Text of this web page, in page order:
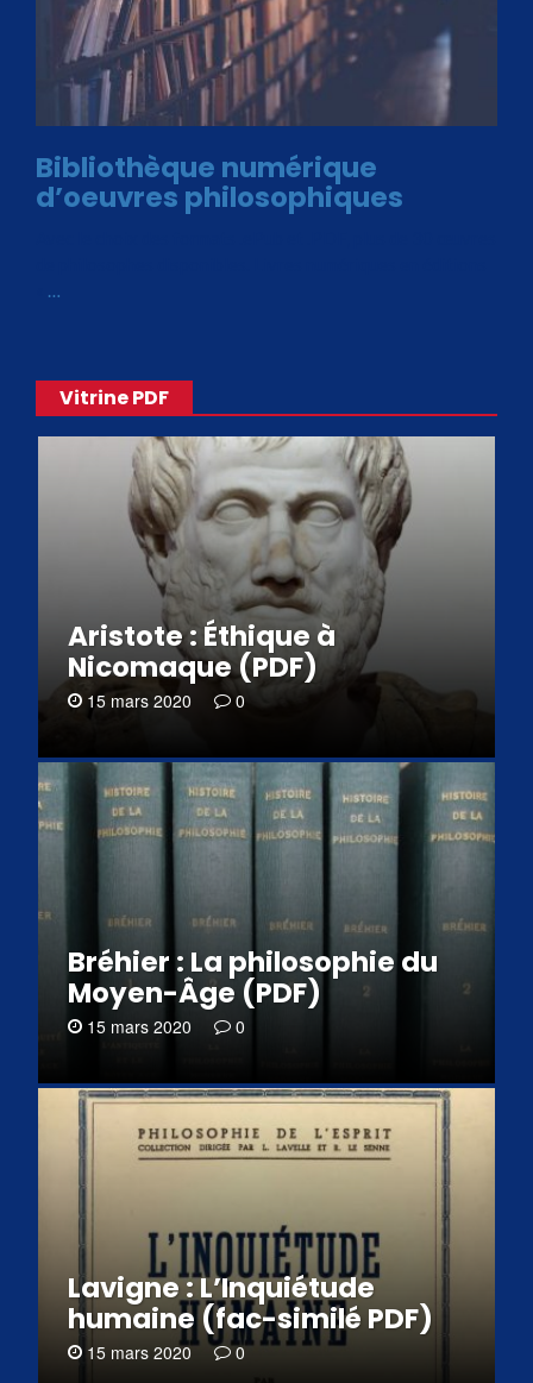
Bibliothèque numérique
d’oeuvres philosophiques
Vitrine PDF
Aristote : Éthique à
Nicomaque (PDF)
15 mars 2020 0
Bréhier : La philosophie du
Moyen-Âge (PDF)
15 mars 2020 0
Lavigne : L’Inquiétude
humaine (fac-similé PDF)
15 mars 2020 0